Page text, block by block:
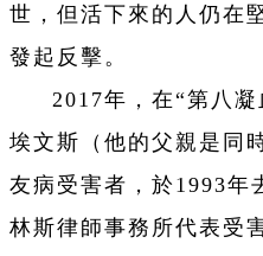
世，但活下來的人仍在
發起反擊。
2017年，在“第八
埃文斯（他的父親是同
友病受害者，於1993年
林斯律師事務所代表受